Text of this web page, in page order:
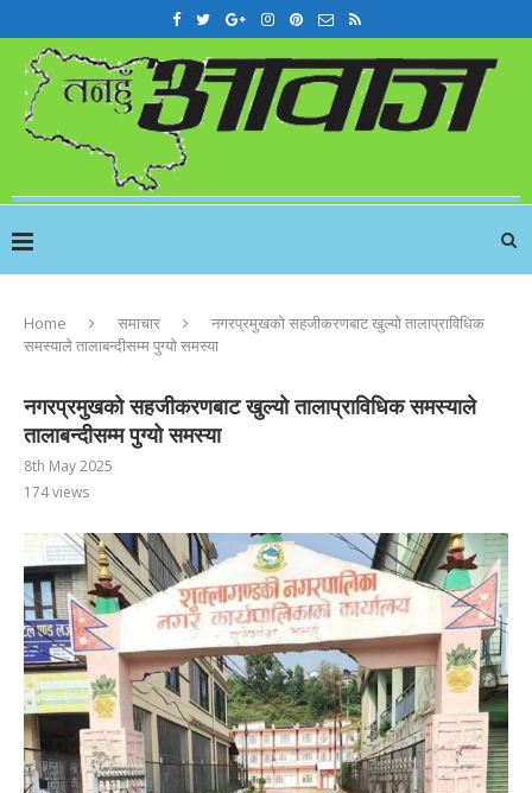
Home समाचार
नगरप्रमुखको सहजीकरणबाट खुल्यो तालाप्राविधिक
समस्याले तालाबन्दीसम्म पुग्यो समस्या
नगरप्रमुखको सहजीकरणबाट खुल्यो तालाप्राविधिक समस्याले
तालाबन्दीसम्म पुग्यो समस्या
8th May 2025
174views